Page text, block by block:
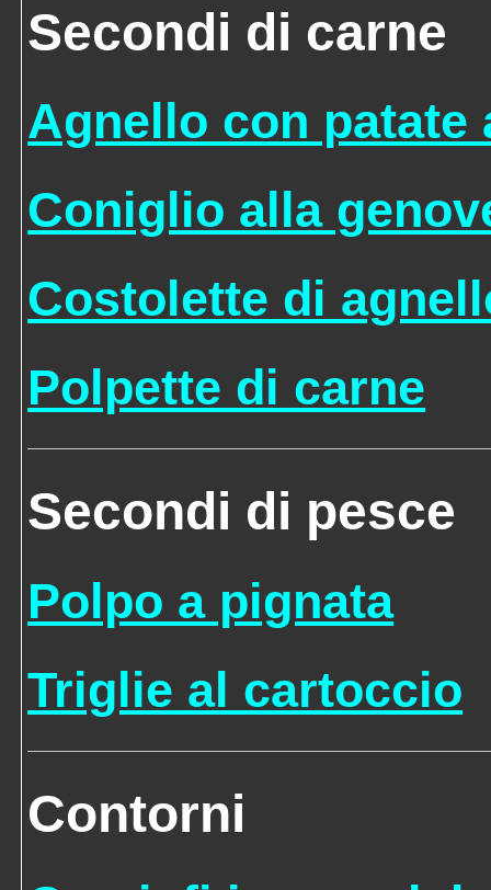
Secondi di carne
Agnello con patate
Coniglio alla
Costolette di
Polpette di carne
Secondi di pesce
Polpo a pignata
Triglie al cartoccio
Contorni